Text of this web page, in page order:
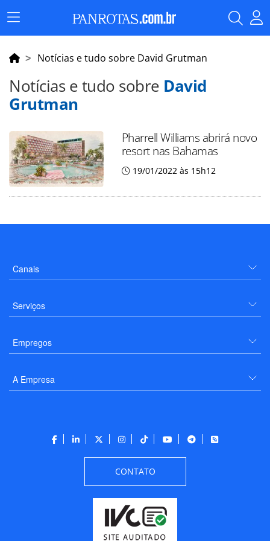
Menu
Principal
Notícias e tudo sobre David Grutman
Notícias e tudo sobre David
Grutman
Pharrell Williams abrirá novo
resort nas Bahamas
19/01/2022 às 15h12
Canais
Serviços
Empregos
A Empresa
CONTATO